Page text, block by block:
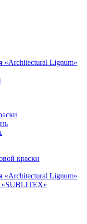
«Architectural Lignum»
краски
«Architectural Lignum»
«SUBLITEX»